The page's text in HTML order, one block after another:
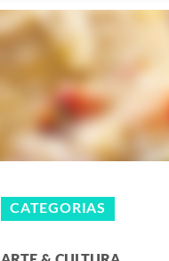
CATEGORIAS